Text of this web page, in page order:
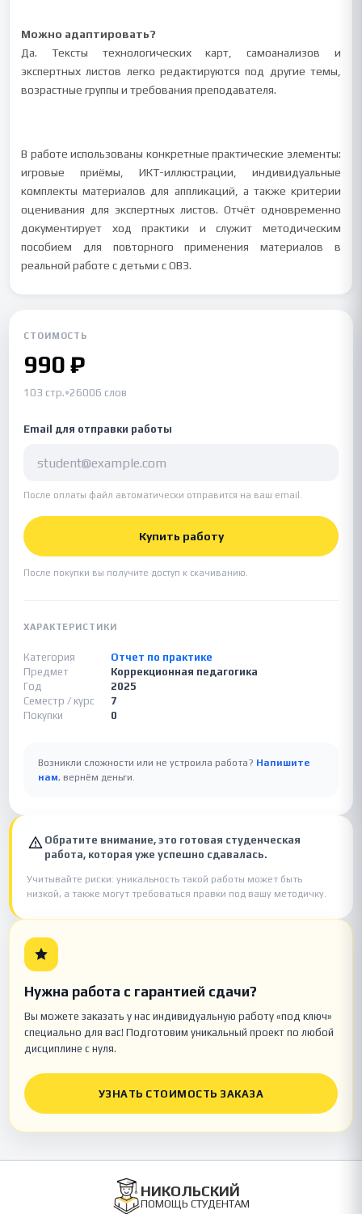
Можно адаптировать?
Да. Тексты технологических карт, самоанализов и
экспертных листов легко редактируются под другие темы,
возрастные группы и требования преподавателя.
В работе использованы конкретные практические элементы:
игровые приёмы, ИКТ-иллюстрации, индивидуальные
комплекты материалов для аппликаций, а также критерии
оценивания для экспертных листов. Отчёт одновременно
документирует ход практики и служит методическим
пособием для повторного применения материалов в
реальной работе с детьми с ОВЗ.
СТОИМОСТЬ
990 ₽
103 стр.•26006 слов
Email для отправки работы
После оплаты файл автоматически отправится на ваш email.
Купить работу
После покупки вы получите доступ к скачиванию.
ХАРАКТЕРИСТИКИ
Категория
Отчет по практике
Предмет
Коррекционная педагогика
Год
2025
Семестр / курс
7
Покупки
0
Возникли сложности или не устроила работа? Напишите
нам, вернём деньги.
Обратите внимание, это готовая студенческая
работа, которая уже успешно сдавалась.
Учитывайте риски: уникальность такой работы может быть
низкой, а также могут требоваться правки под вашу методичку.
Нужна работа с гарантией сдачи?
Вы можете заказать у нас индивидуальную работу «под ключ»
специально для вас! Подготовим уникальный проект по любой
дисциплине с нуля.
УЗНАТЬ СТОИМОСТЬ ЗАКАЗА
НИКОЛЬСКИЙ
ПОМОЩЬ СТУДЕНТАМ